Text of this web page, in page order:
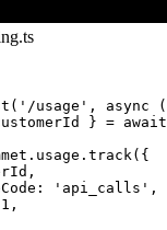
( '/usage' , async (
} = await
track ({
'api_calls' ,
1 ,